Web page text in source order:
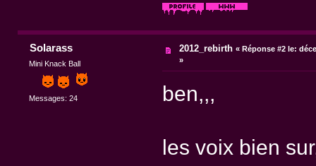
Solarass
Mini Knack Ball
Messages: 24
2012_rebirth «Réponse #2 le:
»
ben,,,
les voix bien